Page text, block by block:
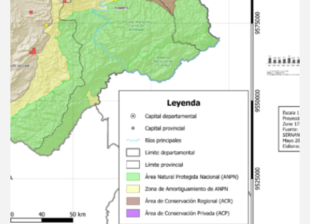
Descargar
Ver detalles